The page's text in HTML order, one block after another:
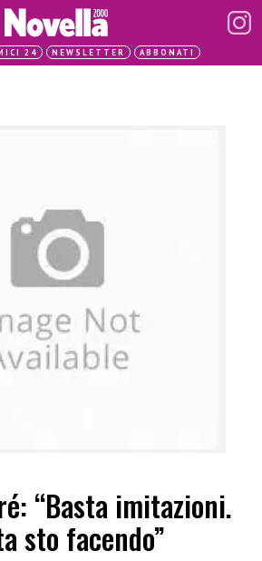
24 NEWSLETTER ABBONATI
“Basta imitazioni.
sto facendo”